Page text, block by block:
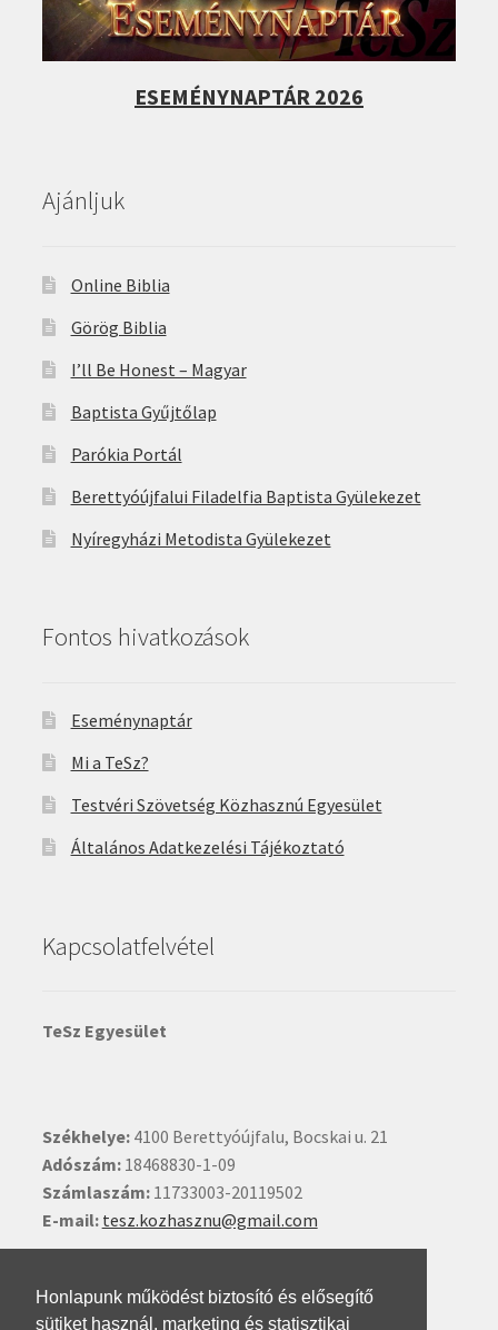
Honlapunk működést biztosító és elősegítő
sütiket használ, marketing és statisztikai
ESEMÉNYNAPTÁR 2026
Ajánljuk
Online Biblia
Görög Biblia
I’ll Be Honest – Magyar
Baptista Gyűjtőlap
Parókia Portál
Berettyóújfalui Filadelfia Baptista Gyülekezet
Nyíregyházi Metodista Gyülekezet
Fontos hivatkozások
Eseménynaptár
Mi a TeSz?
Testvéri Szövetség Közhasznú Egyesület
Általános Adatkezelési Tájékoztató
Kapcsolatfelvétel
TeSz Egyesület
Székhelye:4100 Berettyóújfalu, Bocskai u. 21
Adószám:18468830-1-09
Számlaszám:11733003-20119502
E-mail: tesz.kozhasznu@gmail.com